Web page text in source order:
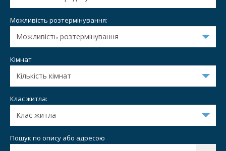
Можливість розтермінування:
Кімнат
Клас житла:
Пошук по опису або адресою